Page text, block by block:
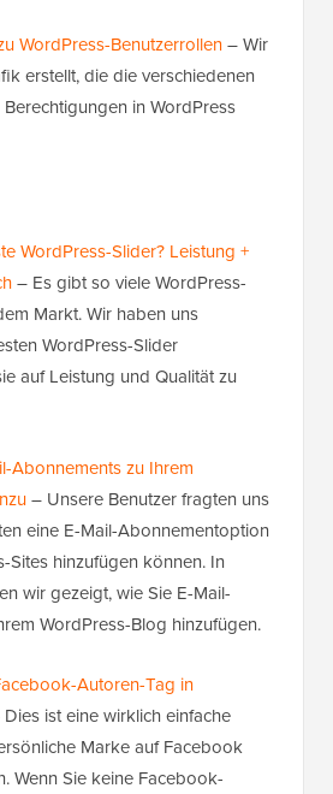
WordPress-Benutzerrollen– Wir
erstellt, die die verschiedenen
in WordPress
WordPress-Slider? Leistung +
– Es gibt so viele WordPress-
Markt. Wir haben uns
WordPress-Slider
auf Leistung und Qualität zu
Abonnements zu Ihrem
– Unsere Benutzer fragten uns
eine E-Mail-Abonnementoption
Sites hinzufügen können. In
wir gezeigt, wie Sie E-Mail-
WordPress-Blog hinzufügen.
Autoren-Tag in
ist eine wirklich einfache
Marke auf Facebook
Wenn Sie keine Facebook-